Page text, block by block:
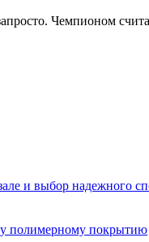
Чемпионом
и выбор надежного
полимерному покрытию